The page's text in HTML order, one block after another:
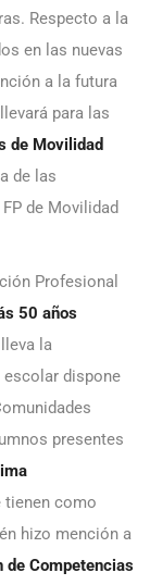
Respecto a la
en las nuevas
a la futura
para las
de Movilidad
de las
de Movilidad
Profesional
50 años
la
escolar dispone
presentes
tienen como
hizo mención a
de Competencias